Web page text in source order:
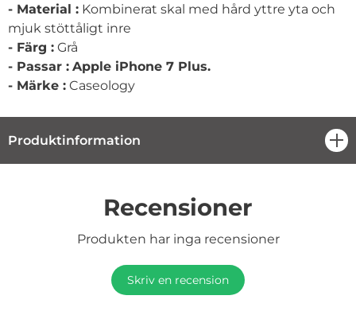
- Material : Kombinerat skal med hård yttre yta och
mjuk stöttåligt inre
- Färg : Grå
- Passar : Apple iPhone 7 Plus.
- Märke : Caseology
Produktinformation
Recensioner
Produkten har inga recensioner
Skriv en recension